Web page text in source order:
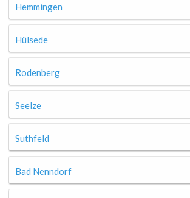
Hemmingen
Hülsede
Rodenberg
Seelze
Suthfeld
Bad Nenndorf